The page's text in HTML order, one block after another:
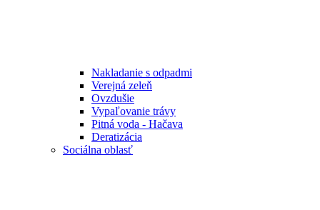
Nakladanie s odpadmi
Verejná zeleň
Ovzdušie
Vypaľovanie trávy
Pitná voda - Hačava
Deratizácia
Sociálna oblasť